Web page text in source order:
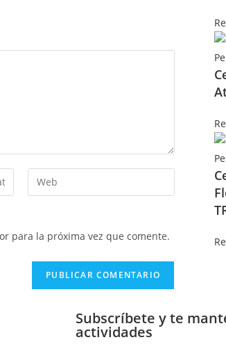
para la próxima vez que comente.
Subscríbete y te
actividades